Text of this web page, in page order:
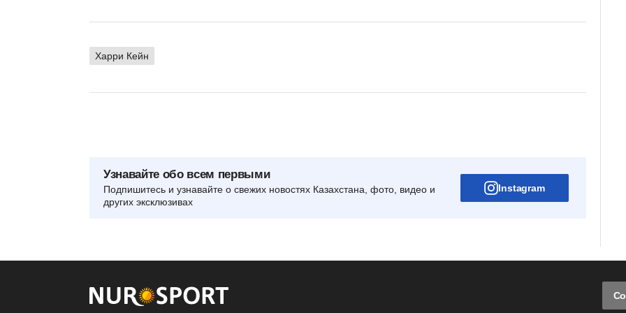
Харри Кейн
Узнавайте обо всем первыми
Подпишитесь и узнавайте о свежих новостях Казахстана, фото, видео и
других эксклюзивах
Instagram